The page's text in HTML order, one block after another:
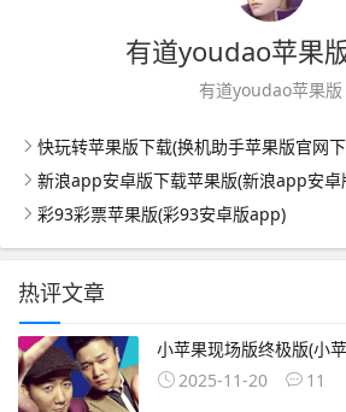
有道youdao苹果
有道youdao苹果版
快玩转苹果版下载(换机助手苹果版官网
新浪app安卓版下载苹果版(新浪app安卓
彩93彩票苹果版(彩93安卓版app)
热评文章
小苹果现场版终极版(小
2025-11-20
11